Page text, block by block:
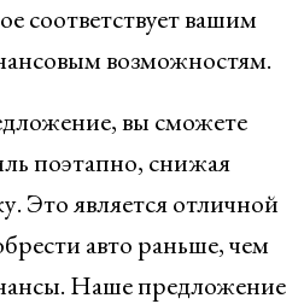
соответствует вашим
возможностям.
вы сможете
поэтапно, снижая
Это является отличной
авто раньше, чем
Наше предложение